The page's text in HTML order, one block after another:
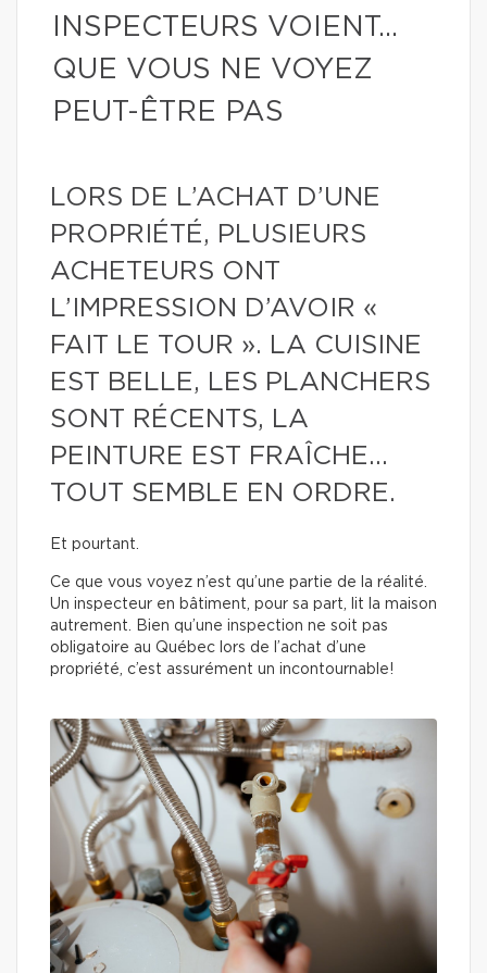
INSPECTEURS VOIENT…
QUE VOUS NE VOYEZ
PEUT-ÊTRE PAS
LORS DE L’ACHAT D’UNE
PROPRIÉTÉ, PLUSIEURS
ACHETEURS ONT
L’IMPRESSION D’AVOIR «
FAIT LE TOUR ». LA CUISINE
EST BELLE, LES PLANCHERS
SONT RÉCENTS, LA
PEINTURE EST FRAÎCHE…
TOUT SEMBLE EN ORDRE.
Et pourtant.
Ce que vous voyez n’est qu’une partie de la réalité.
Un inspecteur en bâtiment, pour sa part, lit la maison
autrement. Bien qu’une inspection ne soit pas
obligatoire au Québec lors de l’achat d’une
propriété, c’est assurément un incontournable!